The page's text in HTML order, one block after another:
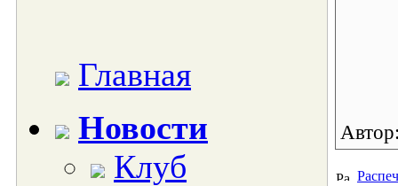
Главная
Новости
Клуб